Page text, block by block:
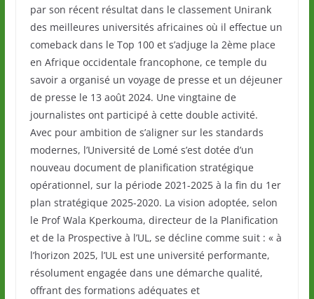
par son récent résultat dans le classement Unirank
des meilleures universités africaines où il effectue un
comeback dans le Top 100 et s’adjuge la 2ème place
en Afrique occidentale francophone, ce temple du
savoir a organisé un voyage de presse et un déjeuner
de presse le 13 août 2024. Une vingtaine de
journalistes ont participé à cette double activité.
Avec pour ambition de s’aligner sur les standards
modernes, l’Université de Lomé s’est dotée d’un
nouveau document de planification stratégique
opérationnel, sur la période 2021-2025 à la fin du 1er
plan stratégique 2025-2020. La vision adoptée, selon
le Prof Wala Kperkouma, directeur de la Planification
et de la Prospective à l’UL, se décline comme suit : « à
l’horizon 2025, l’UL est une université performante,
résolument engagée dans une démarche qualité,
offrant des formations adéquates et